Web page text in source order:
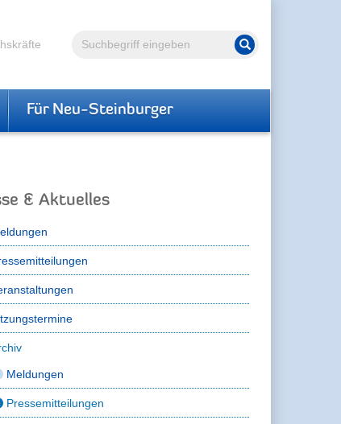
Volltextsuche Suche starten
Für Neu-Steinburger
& Aktuelles
Meldungen
Pressemitteilungen